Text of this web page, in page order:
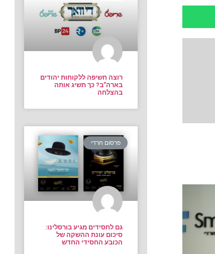
רוצה חשיפה ללקוחות יהודים
בארה”ב? כך תשיג אותה
בהצלחה
פרסום חרדי
גם לחסידים מגיע בורסלינו:
סיכום עונת ההשקה של
הכובע החסידי החדש